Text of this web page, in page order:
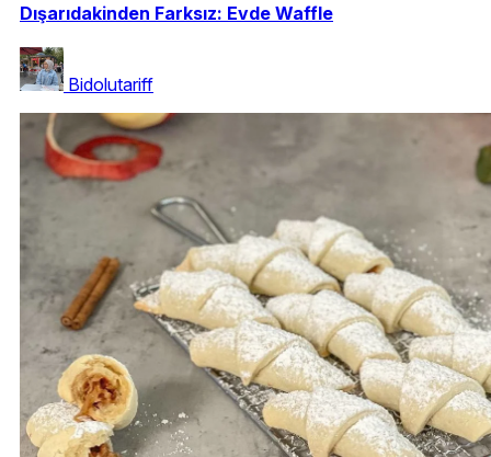
Dışarıdakinden Farksız: Evde Waffle
Bidolutariff